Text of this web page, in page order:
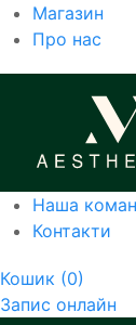
Магазин
Про нас
Наша
Контакти
Кошик (0)
Запис онлайн